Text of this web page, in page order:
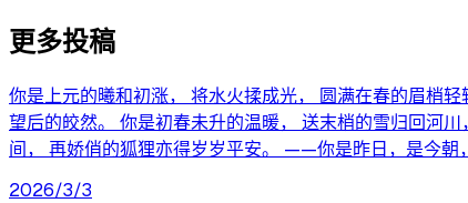
更多投稿
你是上元的曦和初涨， 将水火揉成光， 圆满在春的眉梢
望后的皎然。 你是初春未升的温暖， 送末梢的雪归回河
间， 再娇俏的狐狸亦得岁岁平安。 ——你是昨日，是今朝
2026/3/3